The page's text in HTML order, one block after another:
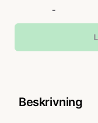
-
Beskrivning